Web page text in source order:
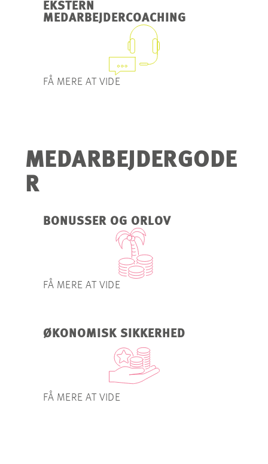
EKSTERN
MEDARBEJDERCOACHING
FÅ MERE AT VIDE
MEDARBEJDERGODE
R
BONUSSER OG ORLOV
FÅ MERE AT VIDE
ØKONOMISK SIKKERHED
FÅ MERE AT VIDE